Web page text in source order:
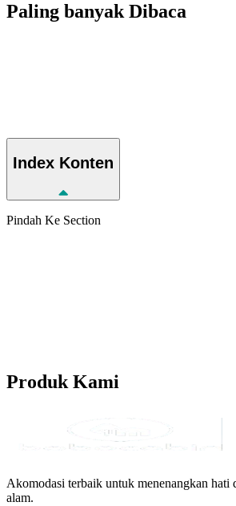
Paling banyakDibaca
Index Konten
Pindah Ke Section
ProdukKami
Akomodasi terbaik untuk menenangkan hati
alam.